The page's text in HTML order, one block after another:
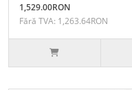
1,529.00RON
Fără TVA: 1,263.64RON